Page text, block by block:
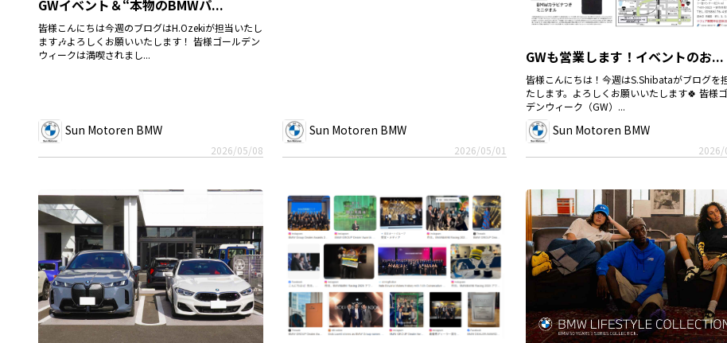
GWイベント＆“本物のBMWパ...
皆様こんにちは今週のブログはH.Ozekiが担当いたし
ます🎶よろしくお願いいたします！ 皆様ゴールデン
ウィークは満喫されまし...
Sun Motoren BMW
2026/05/08
Sun Motoren BMW
2026/05/01
GWも営業します！イベントのお...
皆様こんにちは！今週はS.Shibataがブログを
たします。よろしくお願いいたします🍀 皆様
デンウィーク（GW）...
Sun Motoren BMW